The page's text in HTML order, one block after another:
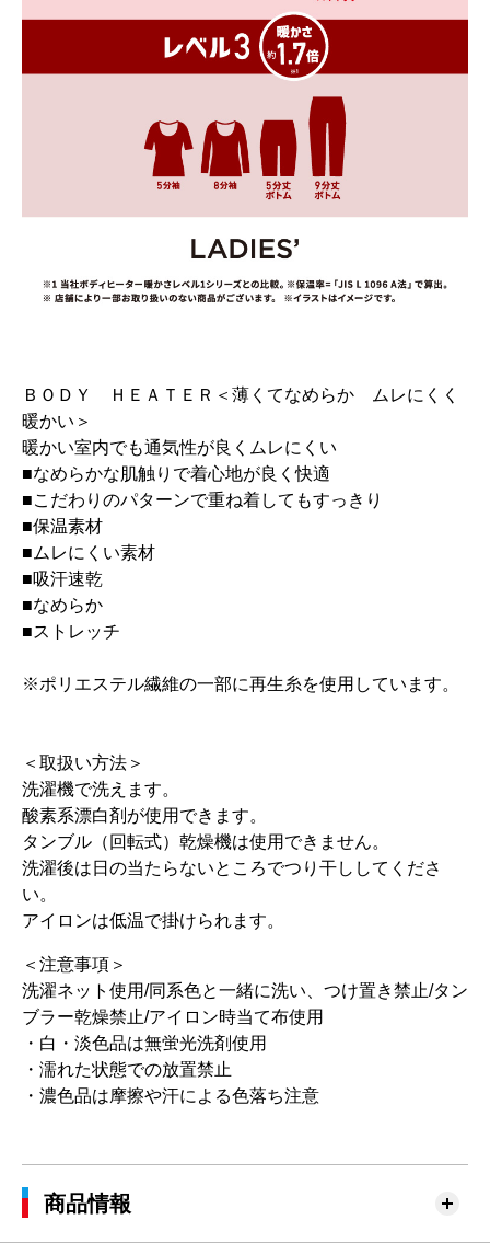
ＢＯＤＹ ＨＥＡＴＥＲ＜薄くてなめらか ムレにくく
暖かい＞
暖かい室内でも通気性が良くムレにくい
■なめらかな肌触りで着心地が良く快適
■こだわりのパターンで重ね着してもすっきり
■保温素材
■ムレにくい素材
■吸汗速乾
■なめらか
■ストレッチ
※ポリエステル繊維の一部に再生糸を使用しています。
＜取扱い方法＞
洗濯機で洗えます。
酸素系漂白剤が使用できます。
タンブル（回転式）乾燥機は使用できません。
洗濯後は日の当たらないところでつり干ししてくださ
い。
アイロンは低温で掛けられます。
＜注意事項＞
洗濯ネット使用/同系色と一緒に洗い、つけ置き禁止/タン
ブラー乾燥禁止/アイロン時当て布使用
・白・淡色品は無蛍光洗剤使用
・濡れた状態での放置禁止
・濃色品は摩擦や汗による色落ち注意
商品情報